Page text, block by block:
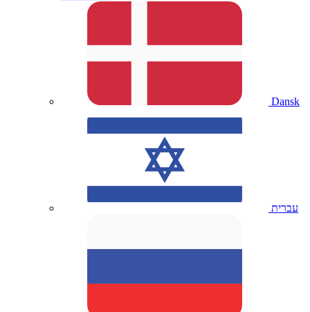
Dansk
עברית